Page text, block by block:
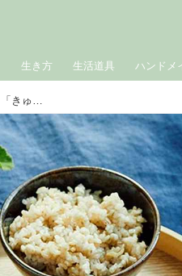
生き方 生活道具 ハンドメ
夏の一汁一菜、「パプリカとピーマンの焼き浸し」と「きゅうりのみそ汁」のつくり方｜野菜でととのうヴィーガンレシピ／中島芙美枝さん